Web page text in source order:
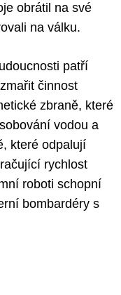
obrátil na své
na válku.
patří
činnost
zbraně, které
vodou a
které odpalují
rychlost
roboti schopní
bombardéry s